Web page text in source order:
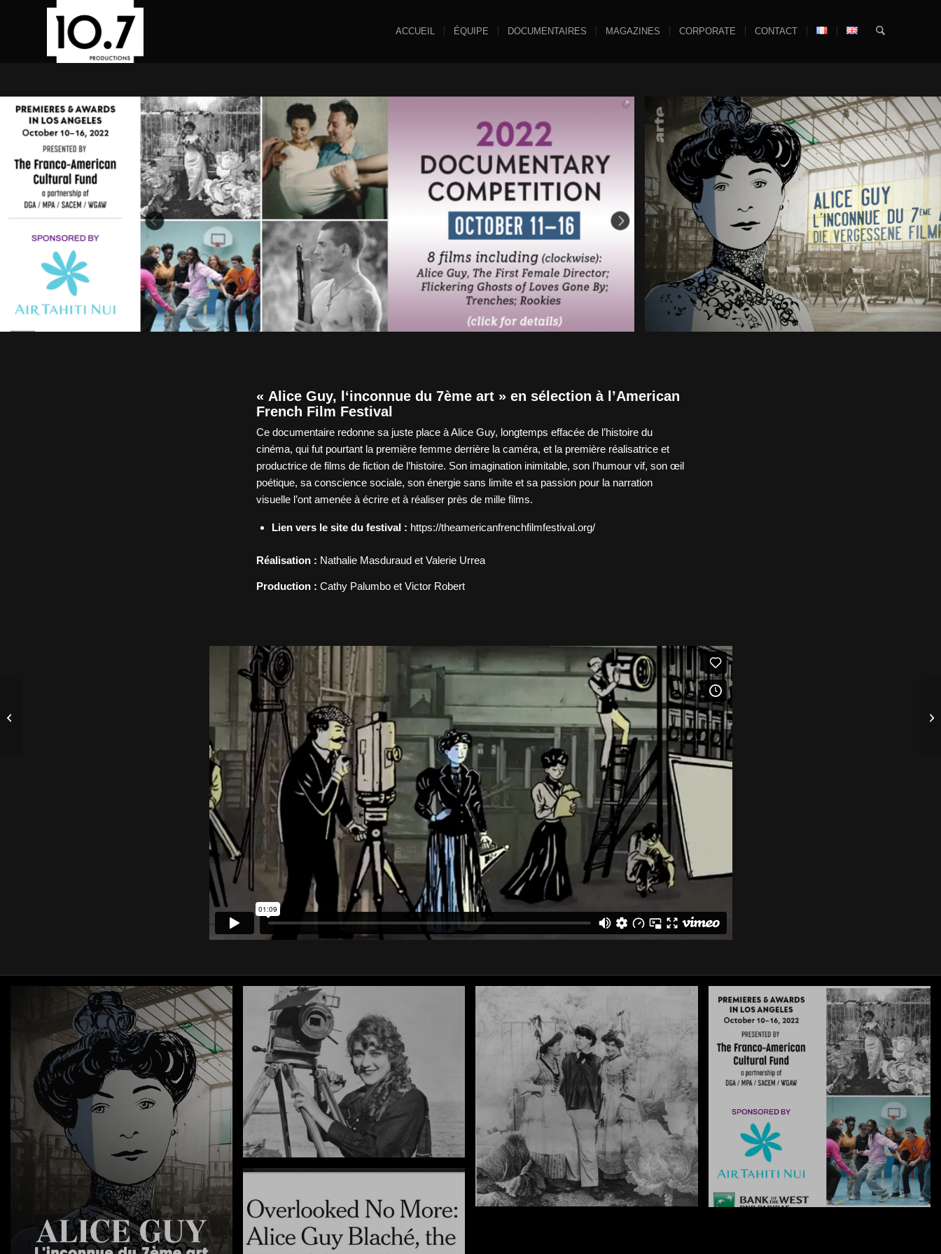
ACCUEIL ÉQUIPE DOCUMENTAIRES MAGAZINES CORPORATE CONTACT
« Alice Guy, l‘inconnue du 7ème art » en sélection à l’American
French Film Festival
Ce documentaire redonne sa juste place à Alice Guy, longtemps effacée de l’histoire du
cinéma, qui fut pourtant la première femme derrière la caméra, et la première réalisatrice et
productrice de films de fiction de l’histoire. Son imagination inimitable, son l’humour vif, son œil
poétique, sa conscience sociale, son énergie sans limite et sa passion pour la narration
visuelle l’ont amenée à écrire et à réaliser près de mille films.
Lien vers le site du festival : https://theamericanfrenchfilmfestival.org/
Réalisation : Nathalie Masduraud et Valerie Urrea
Production : Cathy Palumbo et Victor Robert